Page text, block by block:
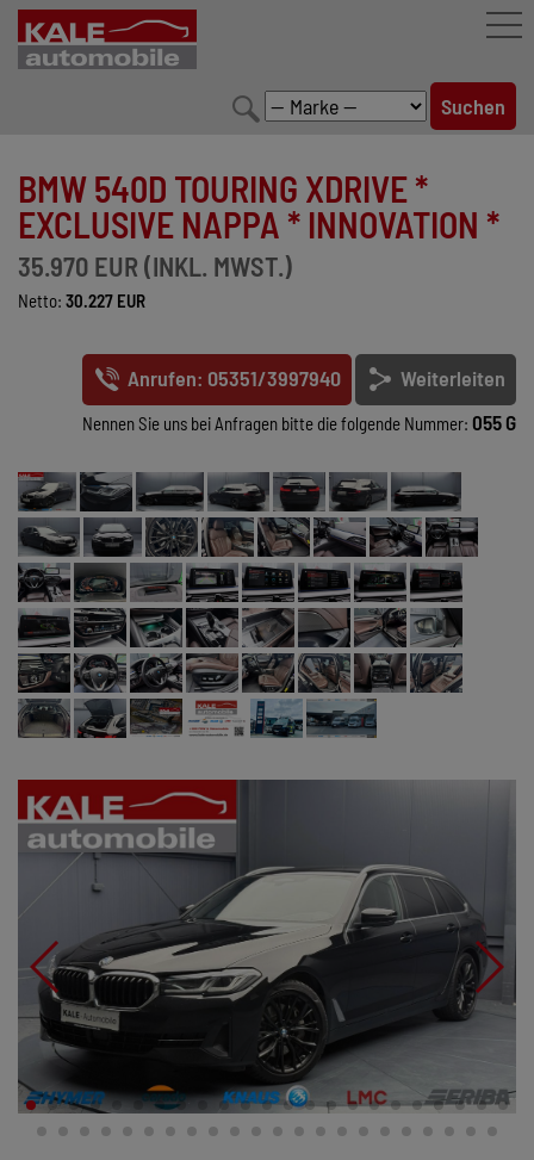
LEISTUNGEN
KONFIGURATOR
MARKENWELT
UNTERNEHMEN
KONTAKT
BMW 540D TOURING XDRIVE *
EXCLUSIVE NAPPA * INNOVATION *
35.970 EUR (INKL. MWST.)
Netto: 30.227 EUR
Anrufen: 05351/3997940 Weiterleiten
Nennen Sie uns bei Anfragen bitte die folgende Nummer: 055 G